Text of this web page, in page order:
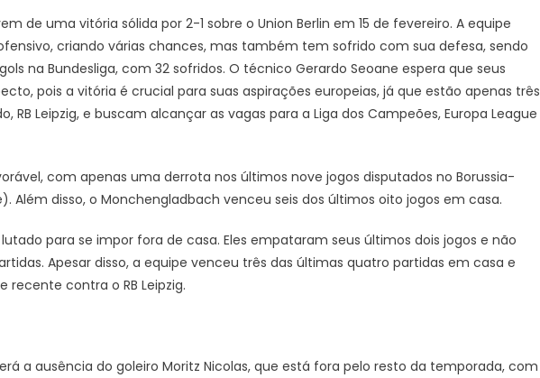
de uma vitória sólida por 2-1 sobre o Union Berlin em 15 de fevereiro. A equipe
criando várias chances, mas também tem sofrido com sua defesa, sendo
na Bundesliga, com 32 sofridos. O técnico Gerardo Seoane espera que seus
pois a vitória é crucial para suas aspirações europeias, já que estão apenas três
RB Leipzig, e buscam alcançar as vagas para a Liga dos Campeões, Europa League
com apenas uma derrota nos últimos nove jogos disputados no Borussia-
Além disso, o Monchengladbach venceu seis dos últimos oito jogos em casa.
para se impor fora de casa. Eles empataram seus últimos dois jogos e não
Apesar disso, a equipe venceu três das últimas quatro partidas em casa e
contra o RB Leipzig.
a ausência do goleiro Moritz Nicolas, que está fora pelo resto da temporada, com